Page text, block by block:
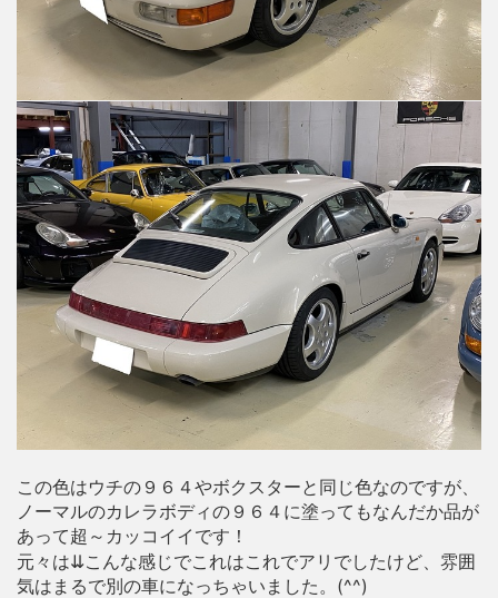
この色はウチの９６４やボクスターと同じ色なのですが、
ノーマルのカレラボディの９６４に塗ってもなんだか品が
あって超～カッコイイです！
元々は⇊こんな感じでこれはこれでアリでしたけど、雰囲
気はまるで別の車になっちゃいました。(^^)